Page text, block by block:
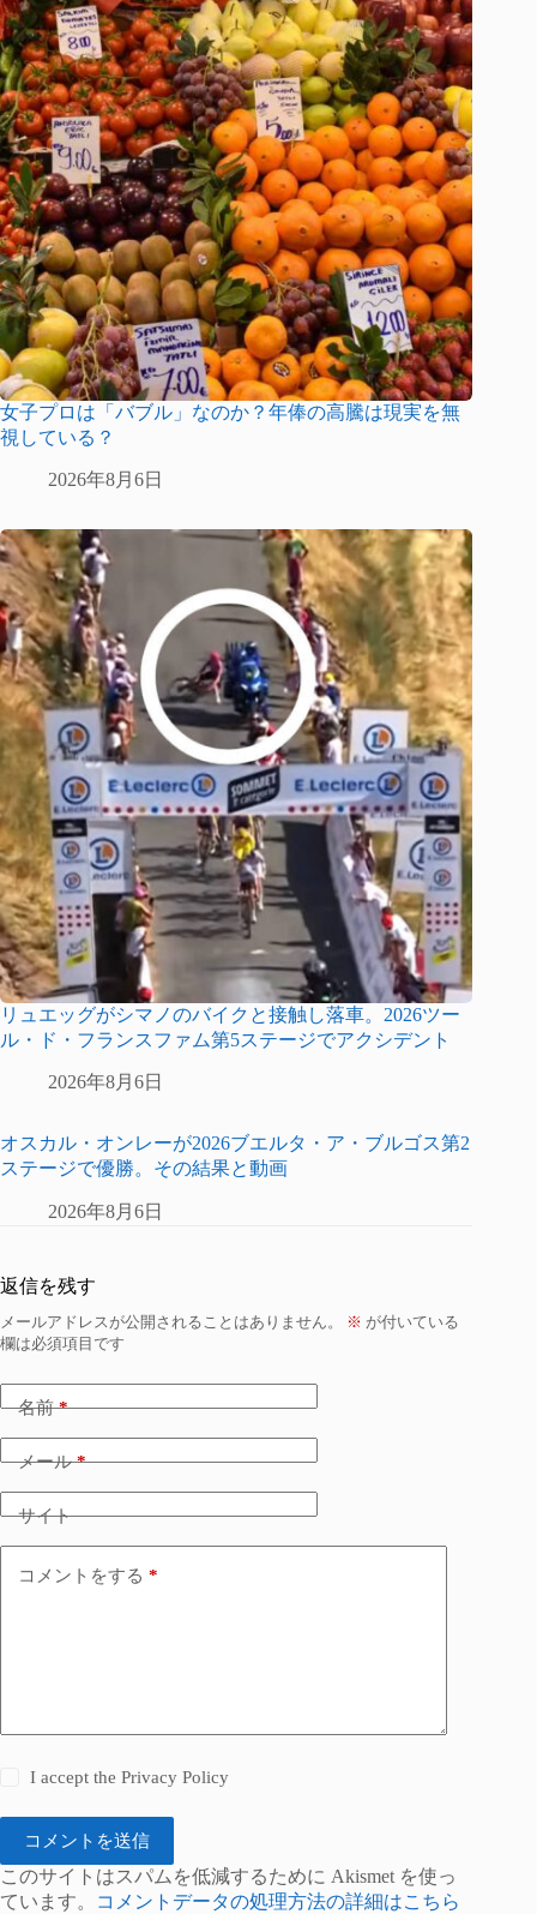
女子プロは「バブル」なのか？年俸の高騰は現実を無
視している？
2026年8月6日
リュエッグがシマノのバイクと接触し落車。2026ツー
ル・ド・フランスファム第5ステージでアクシデント
2026年8月6日
オスカル・オンレーが2026ブエルタ・ア・ブルゴス第2
ステージで優勝。その結果と動画
2026年8月6日
返信を残す
メールアドレスが公開されることはありません。 ※ が付いている
欄は必須項目です
名前*
メール*
サイト
コメントをする *
I accept thePrivacy Policy
コメントを送信
このサイトはスパムを低減するために Akismet を使っ
ています。
コメントデータの処理方法の詳細はこちら